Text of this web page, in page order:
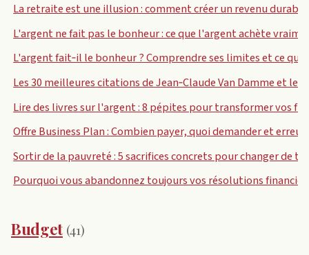
La retraite est une illusion : comment créer un revenu
L'argent ne fait pas le bonheur : ce que l'argent achète
L'argent fait‑il le bonheur ? Comprendre ses limites et ce
Les 30 meilleures citations de Jean‑Claude Van Damme et
Lire des livres sur l'argent : 8 pépites pour transformer vos
Offre Business Plan : Combien payer, quoi demander et
Sortir de la pauvreté : 5 sacrifices concrets pour changer de
Pourquoi vous abandonnez toujours vos résolutions
Budget (41)